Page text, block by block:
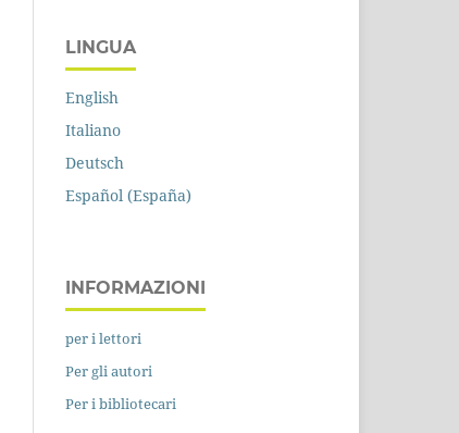
LINGUA
English
Italiano
Deutsch
Español (España)
INFORMAZIONI
per i lettori
Per gli autori
Per i bibliotecari